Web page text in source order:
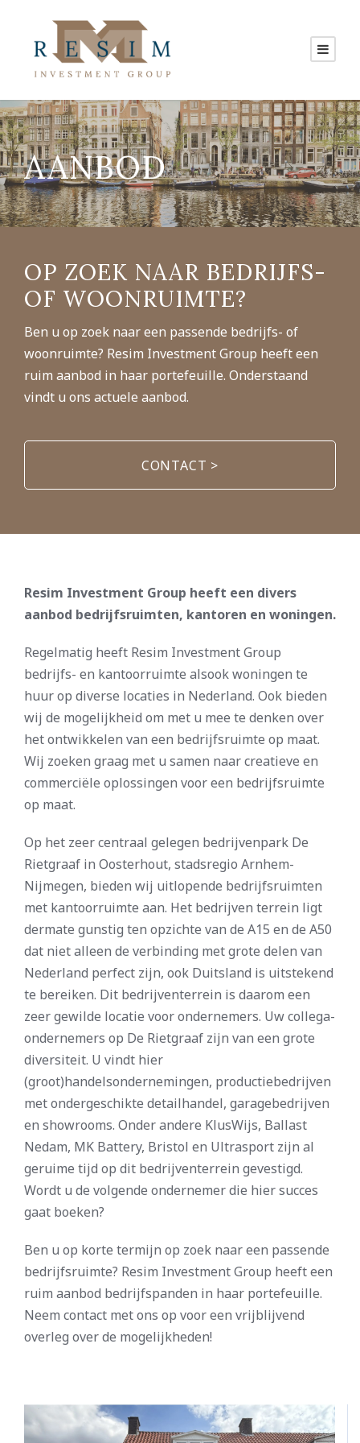
AANBOD
OP ZOEK NAAR BEDRIJFS-
OF WOONRUIMTE?
Ben u op zoek naar een passende bedrijfs- of
woonruimte? Resim Investment Group heeft een
ruim aanbod in haar portefeuille. Onderstaand
vindt u ons actuele aanbod.
CONTACT >
Resim Investment Group heeft een divers
aanbod bedrijfsruimten, kantoren en woningen.
Regelmatig heeft Resim Investment Group
bedrijfs- en kantoorruimte alsook woningen te
huur op diverse locaties in Nederland. Ook bieden
wij de mogelijkheid om met u mee te denken over
het ontwikkelen van een bedrijfsruimte op maat.
Wij zoeken graag met u samen naar creatieve en
commerciële oplossingen voor een bedrijfsruimte
op maat.
Op het zeer centraal gelegen bedrijvenpark De
Rietgraaf in Oosterhout, stadsregio Arnhem-
Nijmegen, bieden wij uitlopende bedrijfsruimten
met kantoorruimte aan. Het bedrijven terrein ligt
dermate gunstig ten opzichte van de A15 en de A50
dat niet alleen de verbinding met grote delen van
Nederland perfect zijn, ook Duitsland is uitstekend
te bereiken. Dit bedrijventerrein is daarom een
zeer gewilde locatie voor ondernemers. Uw collega-
ondernemers op De Rietgraaf zijn van een grote
diversiteit. U vindt hier
(groot)handelsondernemingen, productiebedrijven
met ondergeschikte detailhandel, garagebedrijven
en showrooms. Onder andere KlusWijs, Ballast
Nedam, MK Battery, Bristol en Ultrasport zijn al
geruime tijd op dit bedrijventerrein gevestigd.
Wordt u de volgende ondernemer die hier succes
gaat boeken?
Ben u op korte termijn op zoek naar een passende
bedrijfsruimte? Resim Investment Group heeft een
ruim aanbod bedrijfspanden in haar portefeuille.
Neem contact met ons op voor een vrijblijvend
overleg over de mogelijkheden!